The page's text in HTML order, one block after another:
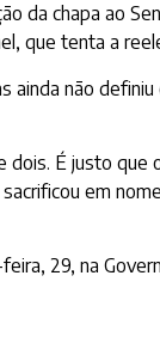
da chapa ao
que tenta a
ainda não
É justo que
em
29, na